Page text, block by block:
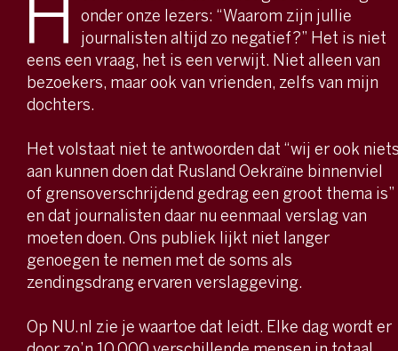
H
onder onze lezers: “Waarom zijn jullie
journalisten altijd zo negatief?” Het is niet
eens een vraag, het is een verwijt. Niet alleen van
bezoekers, maar ook van vrienden, zelfs van mijn
dochters.
Het volstaat niet te antwoorden dat “wij er ook
aan kunnen doen dat Rusland Oekraïne binnenviel
of grensoverschrijdend gedrag een groot thema is”
en dat journalisten daar nu eenmaal verslag van
moeten doen. Ons publiek lijkt niet langer
genoegen te nemen met de soms als
zendingsdrang ervaren verslaggeving.
Op NU.nl zie je waartoe dat leidt. Elke dag wordt er